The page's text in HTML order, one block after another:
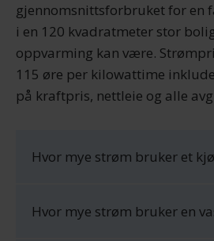
gjennomsnittsforbruket for en
i en 120 kvadratmeter stor
oppvarming kan være.
115 øre per kilowattime
på kraftpris, nettleie og alle
Hvor mye strøm bruker et
Hvor mye strøm bruker en